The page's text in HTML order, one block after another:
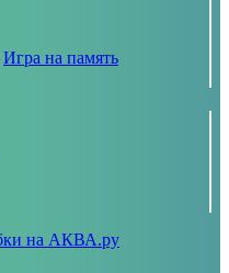
Игра на память